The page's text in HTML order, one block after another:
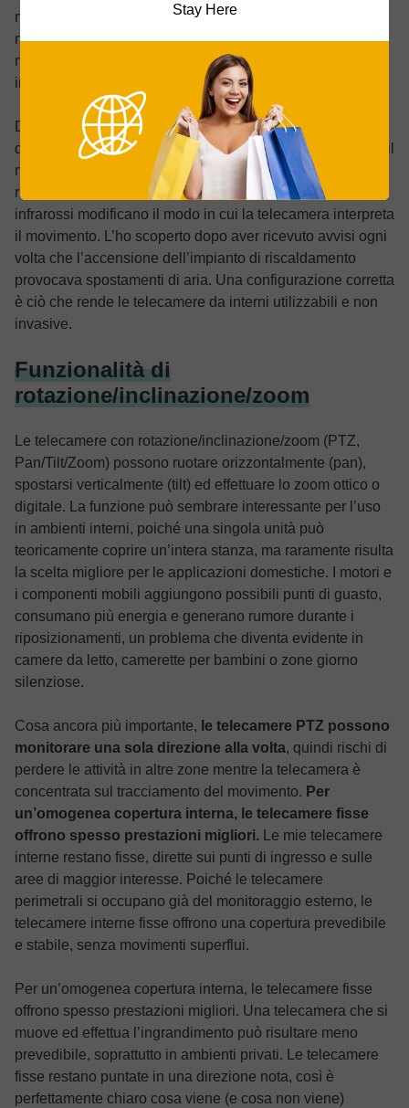
Stay Here
maggior passaggio, come il corridoio della cucina, dove i
membri della famiglia passano continuamente,
mantenendo al tempo stesso la copertura dei punti di
ingresso e degli oggetti di valore.
Di sera, la telecamera del mio soggiorno ignora la zona
del divano, ma monitora attivamente la porta d’ingresso e il
mobiletto dei dispositivi elettronici. La sensibilità notturna
richiede impostazioni diverse rispetto al giorno, poiché gli
infrarossi modificano il modo in cui la telecamera interpreta
il movimento. L’ho scoperto dopo aver ricevuto avvisi ogni
volta che l’accensione dell’impianto di riscaldamento
provocava spostamenti di aria. Una configurazione corretta
è ciò che rende le telecamere da interni utilizzabili e non
invasive.
Funzionalità di
rotazione/inclinazione/zoom
Le telecamere con rotazione/inclinazione/zoom (PTZ,
Pan/Tilt/Zoom) possono ruotare orizzontalmente (pan),
spostarsi verticalmente (tilt) ed effettuare lo zoom ottico o
digitale. La funzione può sembrare interessante per l’uso
in ambienti interni, poiché una singola unità può
teoricamente coprire un’intera stanza, ma raramente risulta
la scelta migliore per le applicazioni domestiche. I motori e
i componenti mobili aggiungono possibili punti di guasto,
consumano più energia e generano rumore durante i
riposizionamenti, un problema che diventa evidente in
camere da letto, camerette per bambini o zone giorno
silenziose.
Cosa ancora più importante, le telecamere PTZ possono
monitorare una sola direzione alla volta, quindi rischi di
perdere le attività in altre zone mentre la telecamera è
concentrata sul tracciamento del movimento. Per
un’omogenea copertura interna, le telecamere fisse
offrono spesso prestazioni migliori. Le mie telecamere
interne restano fisse, dirette sui punti di ingresso e sulle
aree di maggior interesse. Poiché le telecamere
perimetrali si occupano già del monitoraggio esterno, le
telecamere interne fisse offrono una copertura prevedibile
e stabile, senza movimenti superflui.
Per un’omogenea copertura interna, le telecamere fisse
offrono spesso prestazioni migliori. Una telecamera che si
muove ed effettua l’ingrandimento può risultare meno
prevedibile, soprattutto in ambienti privati. Le telecamere
fisse restano puntate in una direzione nota, così è
perfettamente chiaro cosa viene (e cosa non viene)